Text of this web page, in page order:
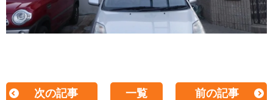
次の記事 一覧 前の記事